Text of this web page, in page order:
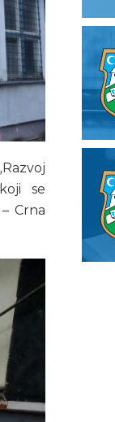
se
Crna